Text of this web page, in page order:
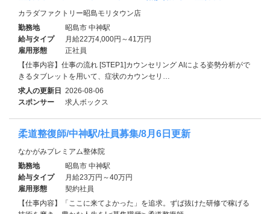
カラダファクトリー昭島モリタウン店
勤務地
昭島市 中神駅
給与タイプ
月給22万4,000円～41万円
雇用形態
正社員
【仕事内容】仕事の流れ [STEP1]カウンセリング AIによる姿勢分析がで
きるタブレットを用いて、症状のカウンセリ…
求人の更新日 2026-08-06
スポンサー
求人ボックス
柔道整復師/中神駅/社員募集/8月6日更新
なかがみプレミアム整体院
勤務地
昭島市 中神駅
給与タイプ
月給23万円～40万円
雇用形態
契約社員
【仕事内容】「ここに来てよかった」を追求。ずば抜けた研修で稼げる